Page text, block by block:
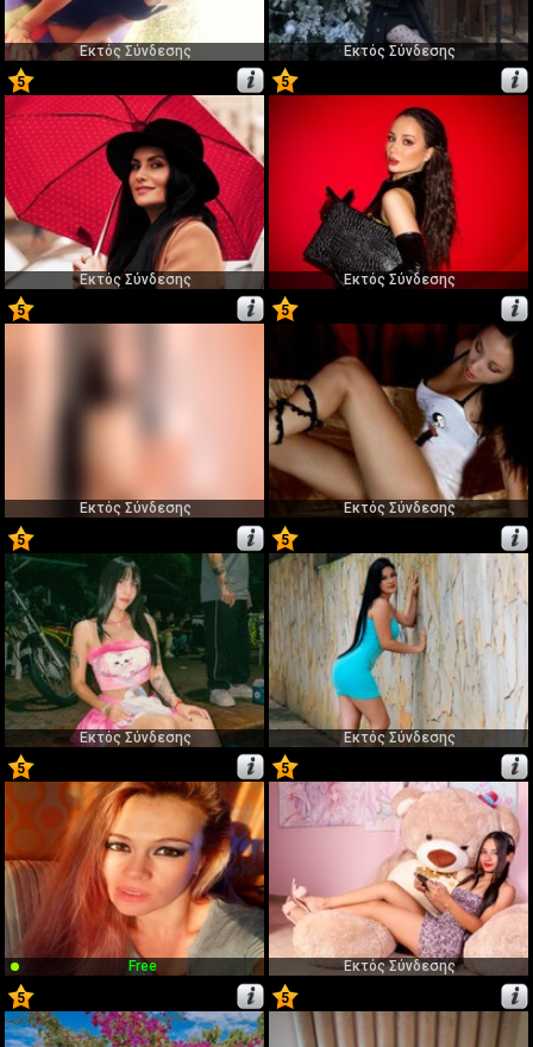
Εκτός Σύνδεσης
Εκτός Σύνδεσης
5
33
Εκτός Σύνδεσης
5
Εκτός Σύνδεσης
5
Εκτός Σύνδεσης
5
Εκτός Σύνδεσης
5
37
Εκτός Σύνδεσης
5
38
Εκτός Σύνδεσης
5
Free
5
40
Εκτός Σύνδεσης
5
41
5